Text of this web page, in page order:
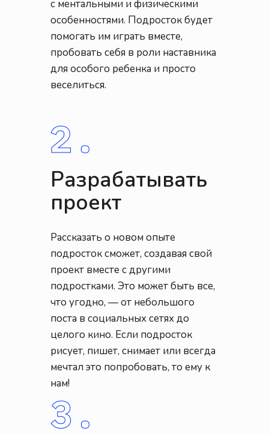
с ментальными и физическими
особенностями. Подросток будет
помогать им играть вместе,
пробовать себя в роли наставника
для особого ребенка и просто
веселиться.
Разрабатывать
проект
Рассказать о новом опыте
подросток сможет, создавая свой
проект вместе с другими
подростками. Это может быть все,
что угодно, — от небольшого
поста в социальных сетях до
целого кино. Если подросток
рисует, пишет, снимает или всегда
мечтал это попробовать, то ему к
нам!